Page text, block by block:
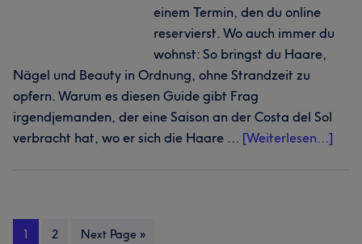
einem Termin, den du online
reservierst. Wo auch immer du
wohnst: So bringst du Haare,
Nägel und Beauty in Ordnung, ohne Strandzeit zu
opfern. Warum es diesen Guide gibt Frag
irgendjemanden, der eine Saison an der Costa del Sol
verbracht hat, wo er sich die Haare … [Weiterlesen...]
Seite
1 Seite
2
Go
Next Page »